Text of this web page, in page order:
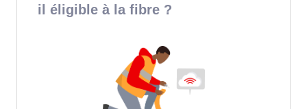
il éligible à la fibre ?